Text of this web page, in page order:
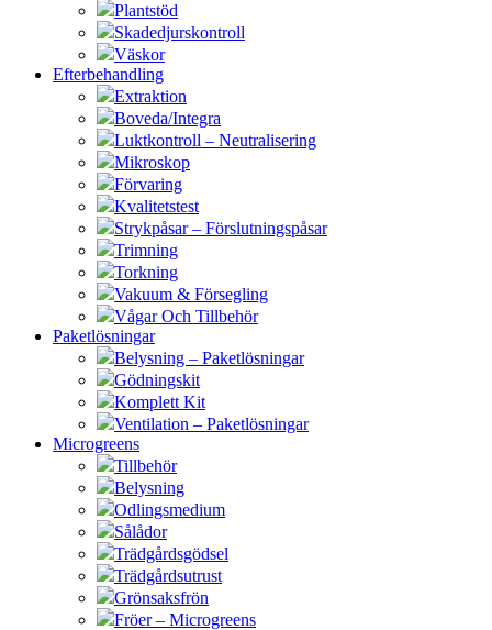
Plantstöd
Skadedjurskontroll
Väskor
Efterbehandling
Extraktion
Boveda/Integra
Luktkontroll – Neutralisering
Mikroskop
Förvaring
Kvalitetstest
Strykpåsar – Förslutningspåsar
Trimning
Torkning
Vakuum & Försegling
Vågar Och Tillbehör
Paketlösningar
Belysning – Paketlösningar
Gödningskit
Komplett Kit
Ventilation – Paketlösningar
Microgreens
Tillbehör
Belysning
Odlingsmedium
Sålådor
Trädgårdsgödsel
Trädgårdsutrust
Grönsaksfrön
Fröer – Microgreens